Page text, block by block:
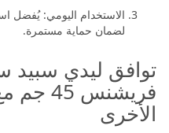
الاستخدام اليومي: يُفضل
لضمان حماية مستمرة.
توافق ليدي سبيد
فريشنس
الأخرى